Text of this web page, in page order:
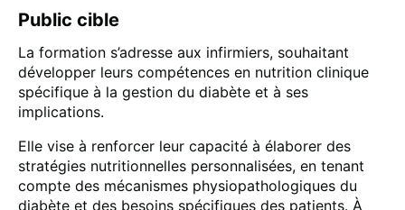
Public cible
La formation s’adresse aux infirmiers, souhaitant
développer leurs compétences en nutrition clinique
spécifique à la gestion du diabète et à ses
implications.
Elle vise à renforcer leur capacité à élaborer des
stratégies nutritionnelles personnalisées, en tenant
compte des mécanismes physiopathologiques du
diabète et des besoins spécifiques des patients. À